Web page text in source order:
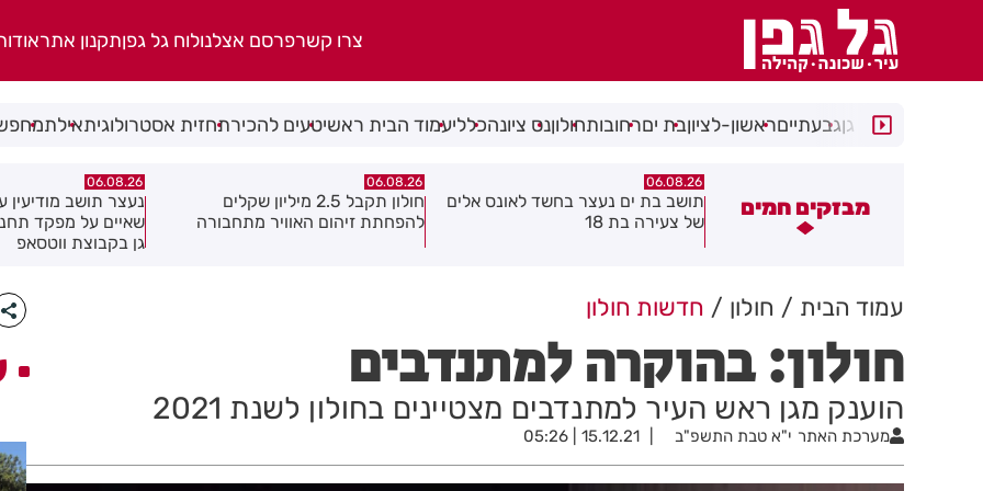
צרו קשרפרסם אצלנולוח גל גפןתקנון אתר
רמת גןגבעתייםראשון-לציוןבת יםרחובותחולוןנס ציונהכלליעמוד הבית ראשיטעים להכירתחזית אסטרולוגיתאילת
מבזקים חמים
תושב בת ים נעצר בחשד לאונס אלים
06.08.26
חולון תקבל 2.5 מיליון שקלים
להפחתת זיהום האוויר מתחבורה
06.08.26
נעצר תושב מודיעין עילית בחשד
שאיים על מפקד תחנת בני ברק–רמת
06.08.26
מקהלה אחת לכולם
עמוד הבית חולון חדשות חולון
חולון: בהוקרה למתנדבים
הוענק מגן ראש העיר למתנדבים מצטיינים בחולון לשנת 2021
מערכת האתר י"א טבת התשפ"ב 15.12.21 | 05:26